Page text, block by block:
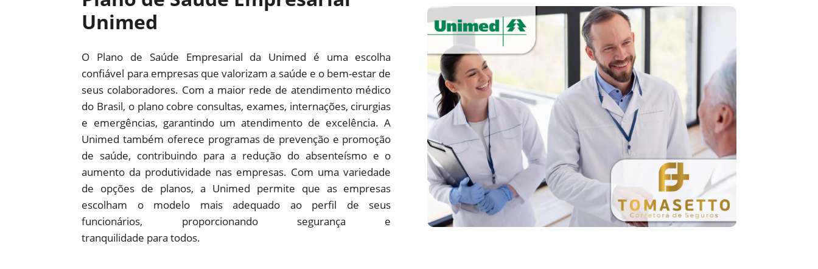
Unimed
O Plano de Saúde Empresarial da Unimed é uma escolha
confiável para empresas que valorizam a saúde e o bem-estar de
seus colaboradores. Com a maior rede de atendimento médico
do Brasil, o plano cobre consultas, exames, internações, cirurgias
e emergências, garantindo um atendimento de excelência. A
Unimed também oferece programas de prevenção e promoção
de saúde, contribuindo para a redução do absenteísmo e o
aumento da produtividade nas empresas. Com uma variedade
de opções de planos, a Unimed permite que as empresas
escolham o modelo mais adequado ao perfil de seus
funcionários, proporcionando segurança e
tranquilidade para todos.